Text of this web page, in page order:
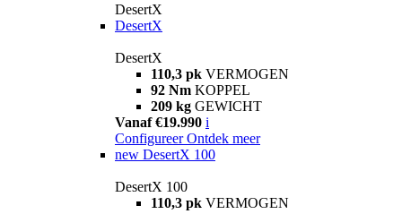
DesertX
DesertX
DesertX
110,3 pk VERMOGEN
92 Nm KOPPEL
209 kg GEWICHT
Vanaf €19.990 i
Configureer Ontdek meer
new DesertX 100
DesertX 100
110,3 pk VERMOGEN